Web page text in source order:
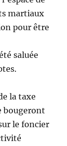
martiaux
pour être
saluée
la taxe
bougeront
le foncier